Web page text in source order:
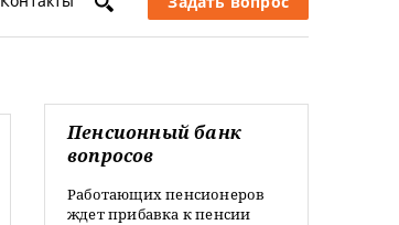
Пенсионный банк
вопросов
Работающих пенсионеров
ждет прибавка к пенсии